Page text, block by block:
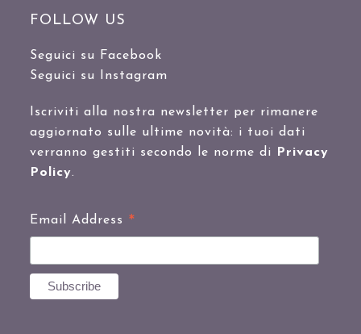
FOLLOW US
Seguici su Facebook
Seguici su Instagram
Iscriviti alla nostra newsletter per rimanere
aggiornato sulle ultime novità: i tuoi dati
verranno gestiti secondo le norme di
Privacy
Policy.
Email Address *